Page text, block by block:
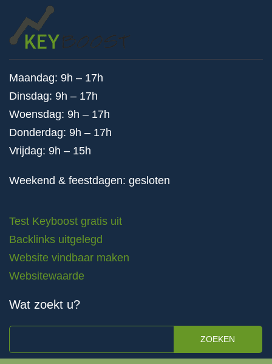
Maandag: 9h – 17h
Dinsdag: 9h – 17h
Woensdag: 9h – 17h
Donderdag: 9h – 17h
Vrijdag: 9h – 15h
Weekend & feestdagen: gesloten
Test Keyboost gratis uit
Backlinks uitgelegd
Website vindbaar maken
Websitewaarde
Wat zoekt u?
ZOEKEN